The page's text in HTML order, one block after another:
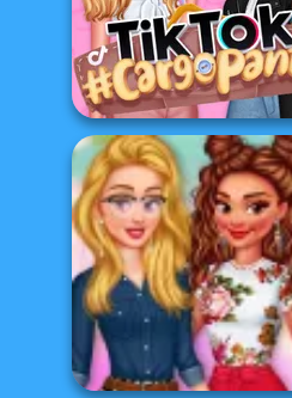
TikTok #CargoPants